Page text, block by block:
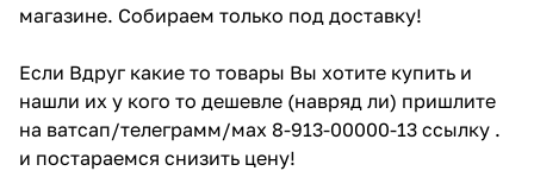
магазине. Собираем только под доставку!
Если Вдруг какие то товары Вы хотите купить и
нашли их у кого то дешевле (навряд ли) пришлите
на ватсап/телеграмм/мах 8-913-00000-13 ссылку .
и постараемся снизить цену!